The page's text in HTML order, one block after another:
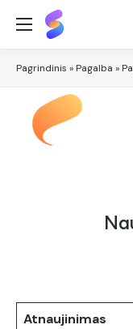
"Suits
Me®
Pagrindinis » Pagalba »
Atnaujinimas